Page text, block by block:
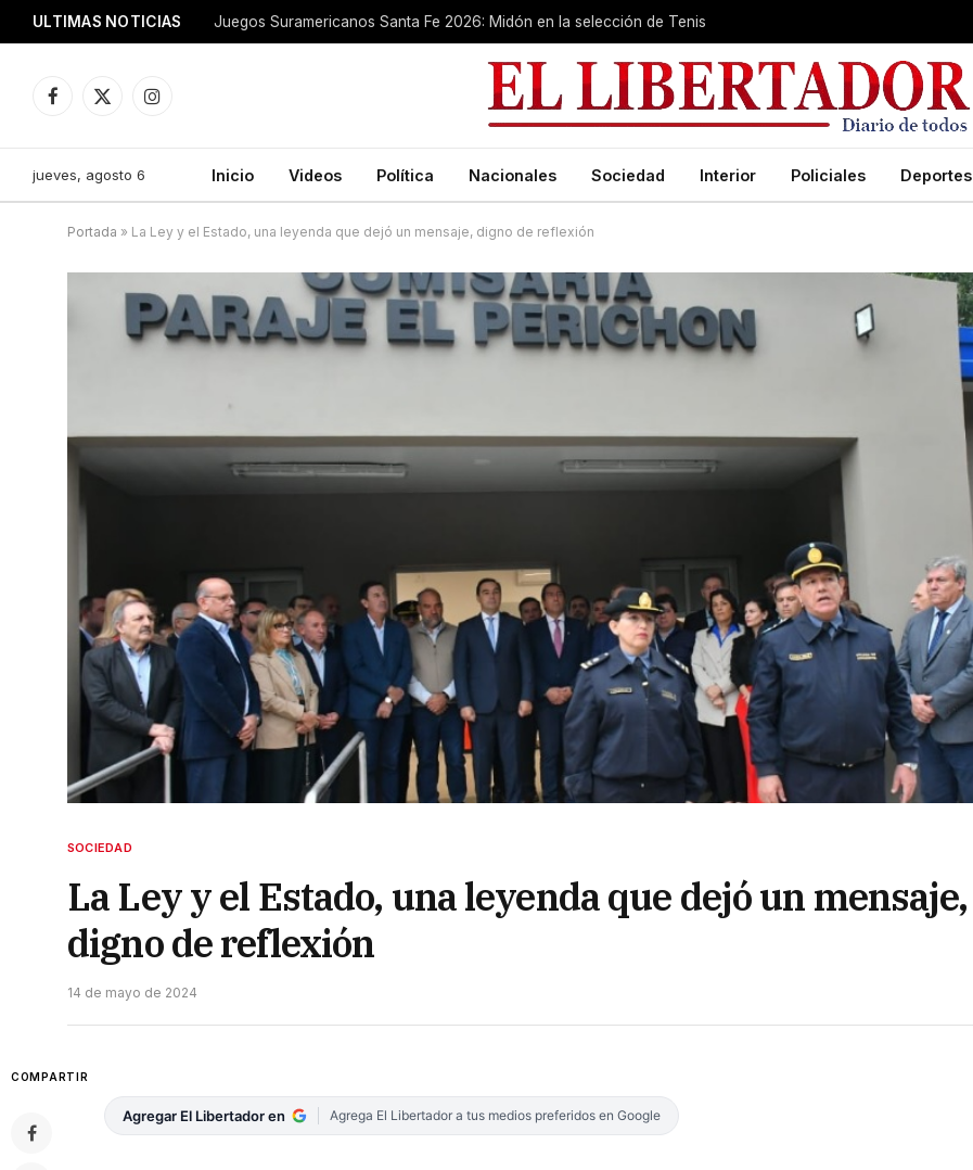
ULTIMAS NOTICIAS Juegos Suramericanos Santa Fe 2026: Midón en la selección de Tenis
Facebook
X
Instagram
jueves, agosto 6 Inicio Videos Política Nacionales Sociedad Interior Policiales Deportes
Portada » La Ley y el Estado, una leyenda que dejó un mensaje, digno de reflexión
SOCIEDAD
La Ley y el Estado, una leyenda que dejó un mensaje,
digno de reflexión
14 de mayo de 2024
COMPARTIR
Agregar El Libertador en Agrega El Libertador a tus medios preferidos en Google